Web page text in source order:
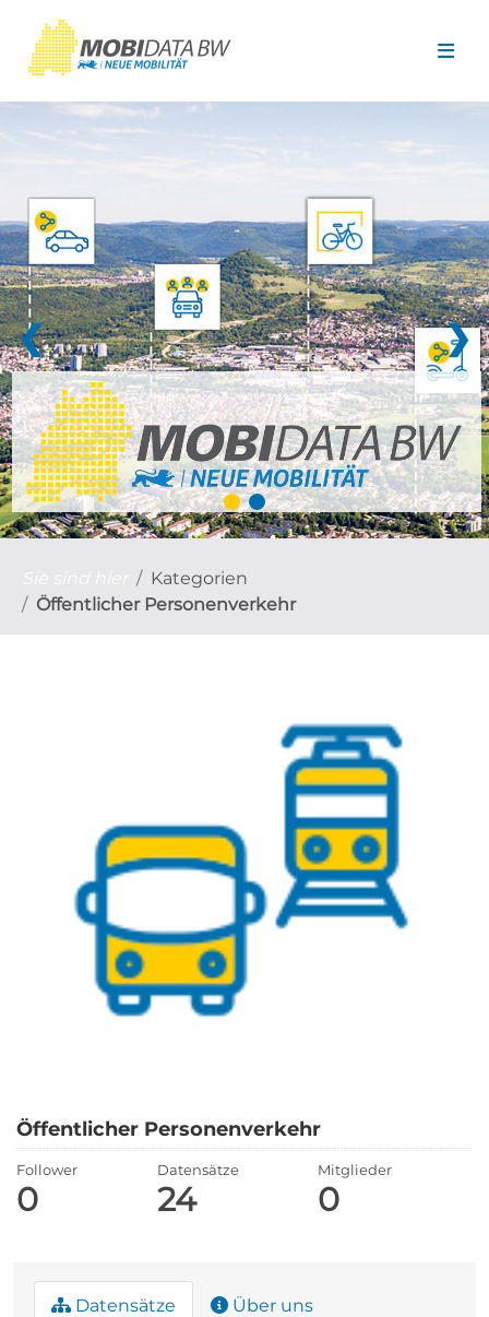
❮ ❯
Kategorien
Öffentlicher Personenverkehr
Öffentlicher Personenverkehr
Follower
0
Datensätze
24
Mitglieder
0
Datensätze Über uns